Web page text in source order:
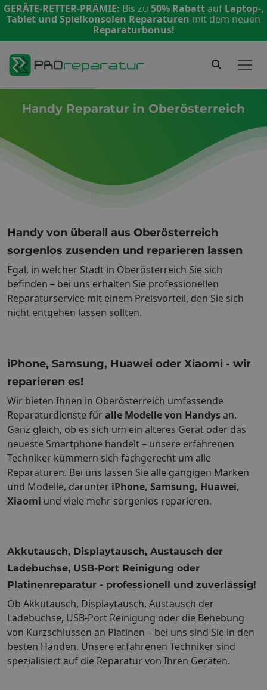
GERÄTE-RETTER-PRÄMIE: Bis zu 50% Rabattauf Laptop-,
Tablet und Spielkonsolen Reparaturen mit dem neuen
Reparaturbonus!
Handy Reparatur in Oberösterreich
Handy von überall aus Oberösterreich
sorgenlos zusenden und reparieren lassen
Egal, in welcher Stadt in Oberösterreich Sie sich
befinden – bei uns erhalten Sie professionellen
Reparaturservice mit einem Preisvorteil, den Sie sich
nicht entgehen lassen sollten.
iPhone, Samsung, Huawei oder Xiaomi - wir
reparieren es!
Wir bieten Ihnen in Oberösterreich umfassende
Reparaturdienste füralle Modelle von Handys an.
Ganz gleich, ob es sich um ein älteres Gerät oder das
neueste Smartphone handelt – unsere erfahrenen
Techniker kümmern sich fachgerecht um alle
Reparaturen. Bei uns lassen Sie alle gängigen Marken
und Modelle, darunter iPhone, Samsung, Huawei,
Xiaomi und viele mehr sorgenlos reparieren.
Akkutausch, Displaytausch, Austausch der
Ladebuchse, USB-Port Reinigung oder
Platinenreparatur - professionell und zuverlässig!
Ob Akkutausch, Displaytausch, Austausch der
Ladebuchse, USB-Port Reinigung oder die Behebung
von Kurzschlüssen an Platinen – bei uns sind Sie in den
besten Händen. Unsere erfahrenen Techniker sind
spezialisiert auf die Reparatur von Ihren Geräten.